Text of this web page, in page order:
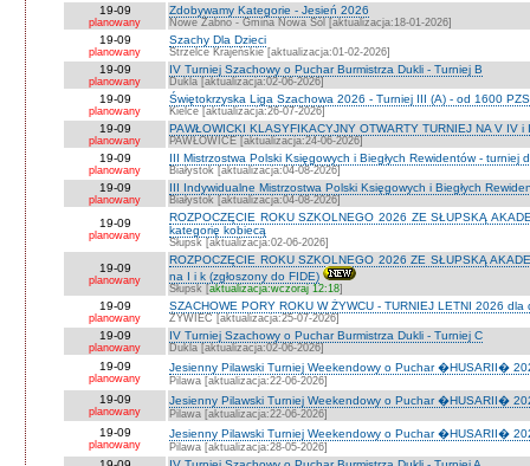
19-09
planowany
Zdobywamy Kategorie - Jesień 2026
Nowe Żabno - Gmina Nowa Sól [aktualizacja:18-01-2026]
19-09
planowany
Szachy Dla Dzieci
Strzelce Krajeńskie [aktualizacja:01-02-2026]
19-09
planowany
IV Turniej Szachowy o Puchar Burmistrza Dukli - Turniej B
Dukla [aktualizacja:02-06-2026]
19-09
planowany
Świętokrzyska Liga Szachowa 2026 - Turniej III (A) - od 1600
Kielce [aktualizacja:26-07-2026]
19-09
planowany
PAWŁOWICKI KLASYFIKACYJNY OTWARTY TURNIEJ NA V IV i
PAWŁOWICE [aktualizacja:24-06-2026]
19-09
planowany
III Mistrzostwa Polski Księgowych i Biegłych Rewidentów - turniej
Białystok [aktualizacja:04-08-2026]
19-09
planowany
III Indywidualne Mistrzostwa Polski Księgowych i Biegłych
Białystok [aktualizacja:04-08-2026]
19-09
planowany
ROZPOCZĘCIE ROKU SZKOLNEGO 2026 ZE SŁUPSKĄ
kategorię kobiecą
Słupsk [aktualizacja:02-06-2026]
19-09
planowany
ROZPOCZĘCIE ROKU SZKOLNEGO 2026 ZE SŁUPSKĄ
na I i k (zgłoszony do FIDE)
Słupsk [aktualizacja:wczoraj 12:18]
19-09
planowany
SZACHOWE PORY ROKU W ŻYWCU - TURNIEJ LETNI 2026 dla
ŻYWIEC [aktualizacja:25-07-2026]
19-09
planowany
IV Turniej Szachowy o Puchar Burmistrza Dukli - Turniej C
Dukla [aktualizacja:02-06-2026]
19-09
planowany
Jesienny Pilawski Turniej Weekendowy o Puchar �HUSARII�
Pilawa [aktualizacja:22-06-2026]
19-09
planowany
Jesienny Pilawski Turniej Weekendowy o Puchar �HUSARII�
Pilawa [aktualizacja:22-06-2026]
19-09
planowany
Jesienny Pilawski Turniej Weekendowy o Puchar �HUSARII�
Pilawa [aktualizacja:28-05-2026]